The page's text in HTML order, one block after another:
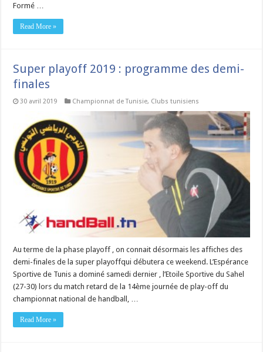
Formé …
Read More »
Super playoff 2019 : programme des demi-
finales
30 avril 2019 Championnat de Tunisie, Clubs tunisiens
Au terme de la phase playoff , on connait désormais les affiches des
demi-finales de la super playoffqui débutera ce weekend. L’Espérance
Sportive de Tunis a dominé samedi dernier , l’Etoile Sportive du Sahel
(27-30) lors du match retard de la 14ème journée de play-off du
championnat national de handball, …
Read More »